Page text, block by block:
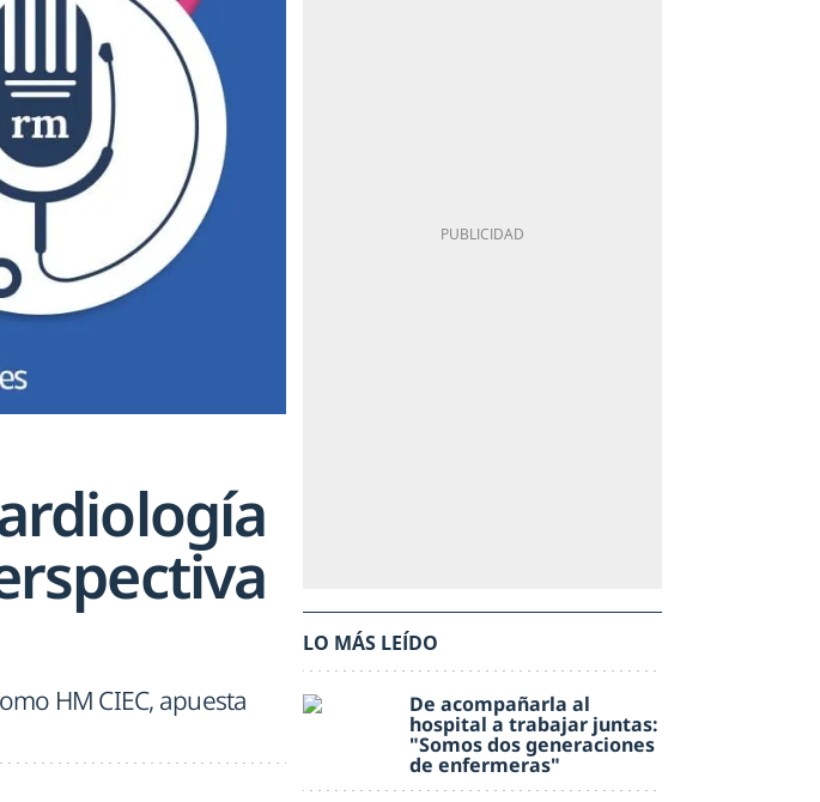
HM CIEC, apuesta
LO MÁS LEÍDO
De acompañarla al
hospital a trabajar juntas:
"Somos dos generaciones
de enfermeras"